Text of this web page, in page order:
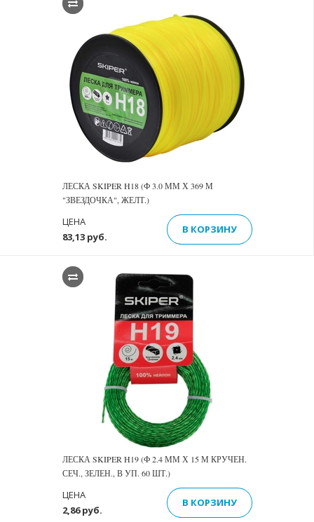
ЛЕСКА SKIPER H18 (Ф 3.0 ММ Х 369 М
"ЗВЕЗДОЧКА", ЖЕЛТ.)
83,13 руб.
ЦЕНА
В КОРЗИНУ
ЛЕСКА SKIPER H19 (Ф 2.4 ММ Х 15 М КРУЧЕН.
СЕЧ., ЗЕЛЕН., В УП. 60 ШТ.)
2,86 руб.
ЦЕНА
В КОРЗИНУ